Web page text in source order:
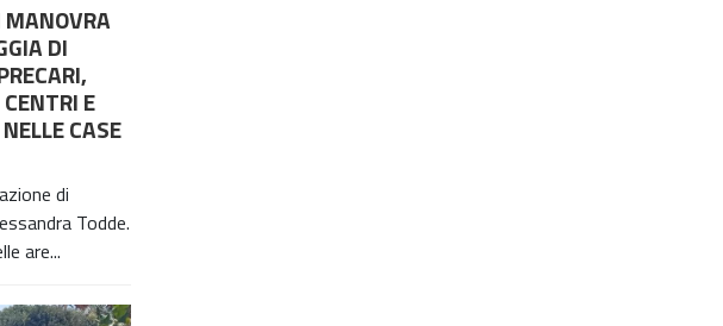
MANOVRA
DI
E
CASE
di
Todde.
are...